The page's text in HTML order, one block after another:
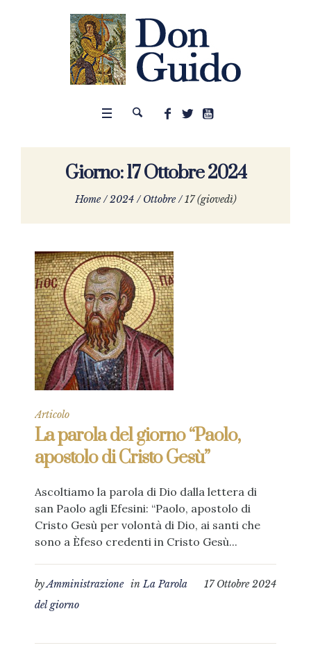
Giorno:17 Ottobre 2024
Home /2024 /Ottobre /17 (giovedì)
Articolo
La parola del giorno “Paolo,
apostolo di Cristo Gesù”
Ascoltiamo la parola di Dio dalla lettera di
san Paolo agli Efesini: “Paolo, apostolo di
Cristo Gesù per volontà di Dio, ai santi che
sono a Èfeso credenti in Cristo Gesù...
17 Ottobre 2024
byAmministrazione inLa Parola
del giorno